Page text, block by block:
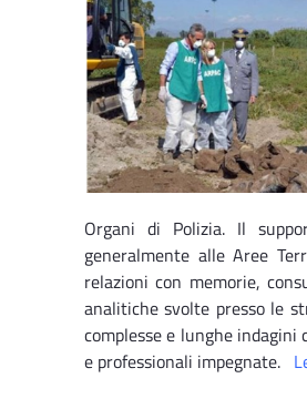
Organi di Polizia. Il
generalmente alle Aree
relazioni con memorie,
analitiche svolte presso le
complesse e lunghe
e professionali impegnate.